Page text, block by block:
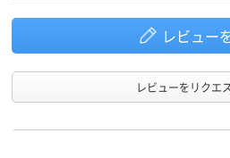
レビュー
レビューをリクエ